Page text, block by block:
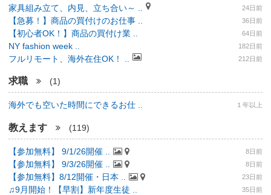
家具組み立て、内見、立ち合い～ .. 24日前
【急募！】商品の買付けのお仕事 .. 36日前
【初心者OK！】商品の買付け業 .. 64日前
NY fashion week .. 182日前
フルリモート、海外在住OK！ .. 212日前
求職 (1)
海外でも空いた時間にできるお仕 .. １年以上
教えます (119)
【参加無料】 9/1/26開催 .. 8日前
【参加無料】 9/3/26開催 .. 8日前
【参加無料】8/12開催・日本 .. 23日前
♫9月開始！【早割】新年度生徒 .. 35日前